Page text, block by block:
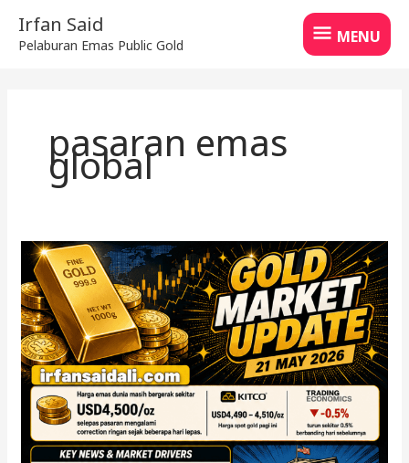
content
Irfan Said
Pelaburan Emas Public Gold
MENU
MENU
pasaran emas
global
Harga
Emas
Dunia
2026
Turun
Sedikit
Selepas
Rundingan
US–
Iran